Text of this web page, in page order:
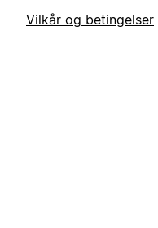
Vilkår og betingelser